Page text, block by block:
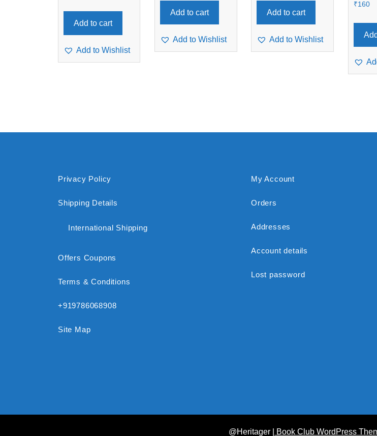
Add to cart
Add to Wishlist
Add to cart
Add to Wishlist
Add to cart
Add to Wishlist
₹160
Privacy Policy
Shipping Details
International Shipping
Offers Coupons
Terms & Conditions
+919786068908
Site Map
My Account
Orders
Addresses
Account details
Lost password
@Heritager | Book Club WordPress